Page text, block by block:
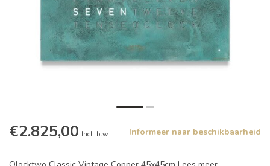
€2.825,00 Incl. btw Informeer naar beschikbaarheid